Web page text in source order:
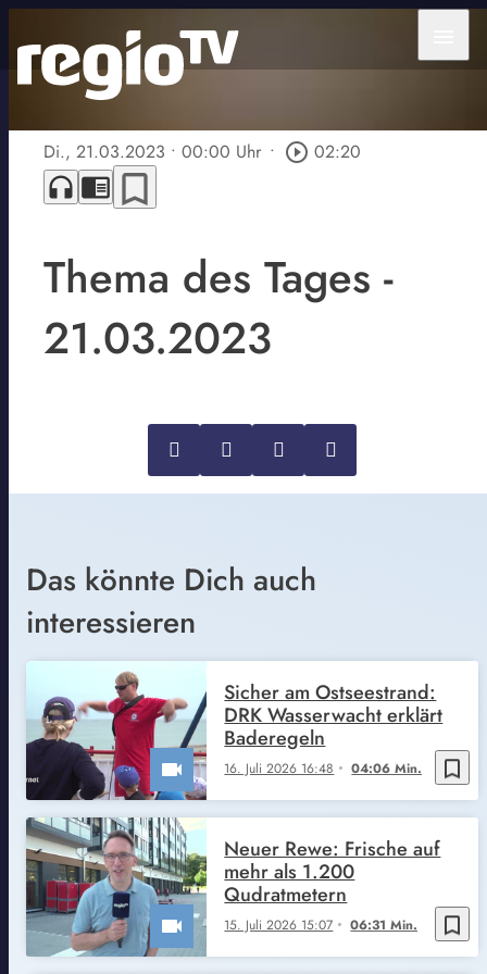
Di., 21.03.2023 • 00:00 Uhr • play_circle_outline 02:20
headphones chrome_reader_mode bookmark_border
Thema des Tages -
21.03.2023
Das könnte Dich auch
interessieren
bookmark_border
16. Juli 2026 16:48 04:06 Min.
Sicher am Ostseestrand:
DRK Wasserwacht erklärt
Baderegeln
bookmark_border
15. Juli 2026 15:07 06:31 Min.
Neuer Rewe: Frische auf
mehr als 1.200
Qudratmetern